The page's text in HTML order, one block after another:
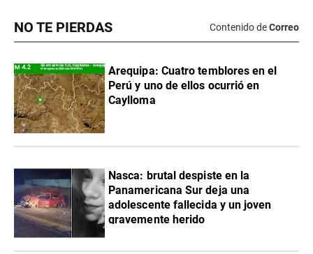
NO TE PIERDAS Contenido deCorreo
Arequipa: Cuatro temblores en el
Perú y uno de ellos ocurrió en
Caylloma
Nasca: brutal despiste en la
Panamericana Sur deja una
adolescente fallecida y un joven
gravemente herido